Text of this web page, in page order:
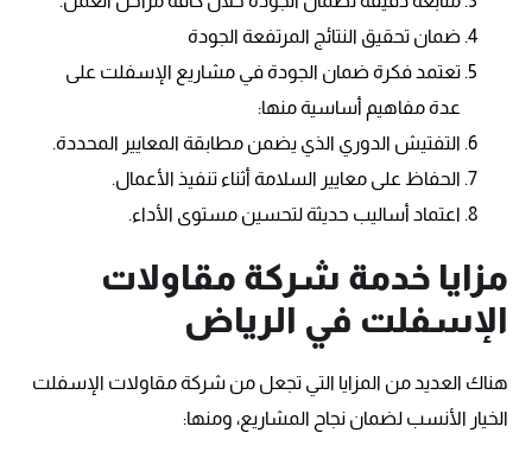
ضمان تحقيق النتائج المرتفعة الجودة
تعتمد فكرة ضمان الجودة في مشاريع الإسفلت على
عدة مفاهيم أساسية منها:
التفتيش الدوري الذي يضمن مطابقة المعايير المحددة.
الحفاظ على معايير السلامة أثناء تنفيذ الأعمال.
اعتماد أساليب حديثة لتحسين مستوى الأداء.
مزايا خدمة شركة مقاولات
الإسفلت في الرياض
هناك العديد من المزايا التي تجعل من شركة مقاولات الإسفلت
الخيار الأنسب لضمان نجاح المشاريع، ومنها: